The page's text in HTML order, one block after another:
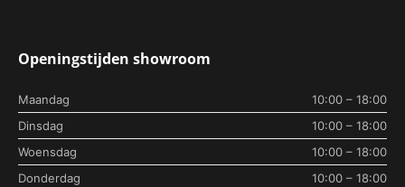
Openingstijden showroom
Maandag
10:00 – 18:00
Dinsdag
10:00 – 18:00
Woensdag
10:00 – 18:00
Donderdag
10:00 – 18:00